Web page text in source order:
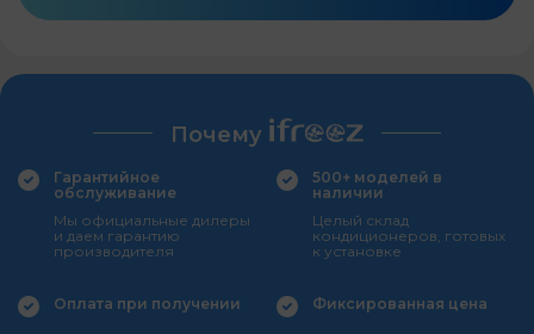
Почему
Гарантийное
обслуживание
Мы официальные дилеры
и даем гарантию
производителя
500+ моделей в
наличии
Целый склад
кондиционеров, готовых
к установке
Оплата при получении Фиксированная цена